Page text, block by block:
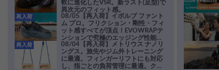
軟に進化したVSR。新ラスト(足型)で
異次元のフィット感。
08/05【再入荷】イボルブ ファント
ム プロ。フリクション・剛性・フィ
ット感すべてが頂点！EVOWRAPテ
ンションで究極のエッジング性能を
実現。進化系ラバーEvo-74はTRAX
を凌駕する粘着力で極小ホールドに
安心感。
再入荷
08/04【再入荷】メトリウス ナノリ
ングス。旅先やジム外トレーニング
に最適。フィンガーリフトにも対応
し、指ごとの負荷管理に最適。クラ
再入荷